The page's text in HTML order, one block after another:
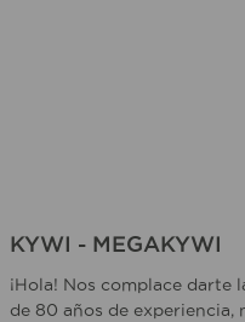
KYWI - MEGAKYWI
¡Hola! Nos complace
de 80 años de experiencia,